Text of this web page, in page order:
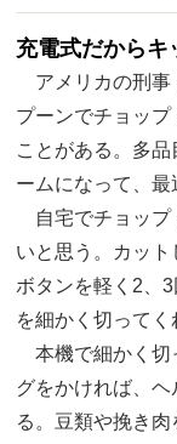
充電式だからキ
アメリカの刑事
プーンでチョッ
ことがある。多
ームになって、最
自宅でチョップ
いと思う。カッ
ボタンを軽く2、
を細かく切ってく
本機で細かく切
グをかければ、
る。豆類や挽き